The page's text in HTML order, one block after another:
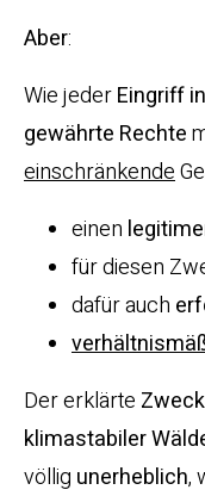
Aber:
Wie jederEingriff
gewährte Rechte
einschränkende
einen
für diesen
dafür auch
Der erklärte
klimastabiler
völlig unerheblich,